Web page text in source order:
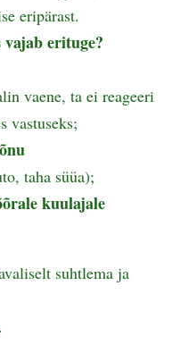
eripärast.
erituge?
vaene, ta ei reageeri
vastuseks;
taha süüa);
kuulajale
suhtlema ja